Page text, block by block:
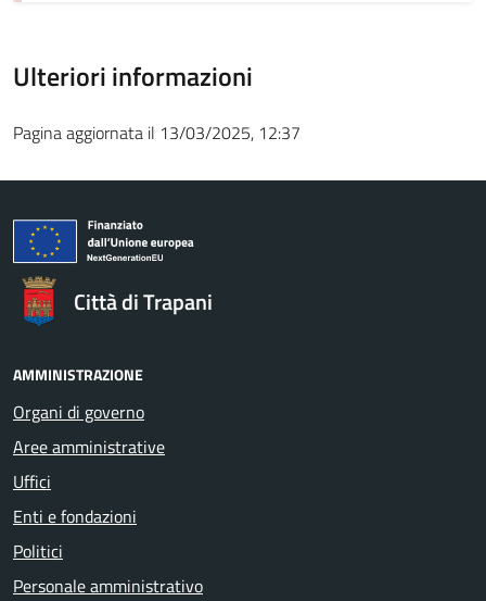
Ulteriori informazioni
Pagina aggiornata il 13/03/2025, 12:37
Città di Trapani
AMMINISTRAZIONE
Organi di governo
Aree amministrative
Uffici
Enti e fondazioni
Politici
Personale amministrativo